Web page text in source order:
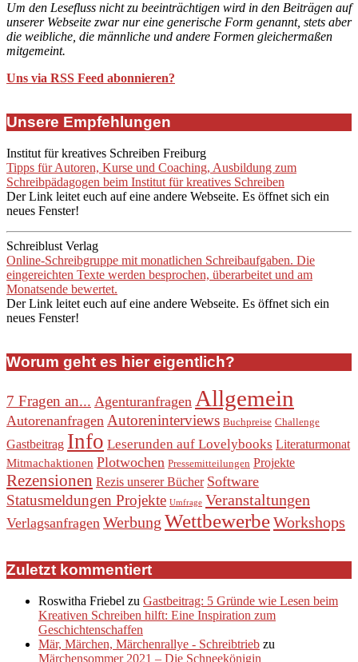
Um den Lesefluss nicht zu beeinträchtigen wird in den Beiträgen auf
unserer Webseite zwar nur eine generische Form genannt, stets aber
die weibliche, die männliche und andere Formen gleichermaßen
mitgemeint.
Uns via RSS Feed abonnieren?
Unsere Empfehlungen
Institut für kreatives Schreiben Freiburg
Tipps für Autoren, Kurse und Coaching, Ausbildung zum
Schreibpädagogen beim Institut für kreatives Schreiben
Der Link leitet euch auf eine andere Webseite. Es öffnet sich ein
neues Fenster!
Schreiblust Verlag
Online-Schreibgruppe mit monatlichen Schreibaufgaben. Die
eingereichten Texte werden besprochen, überarbeitet und am
Monatsende bewertet.
Der Link leitet euch auf eine andere Webseite. Es öffnet sich ein
neues Fenster!
Worum geht es hier eigentlich?
7 Fragen an... Agenturanfragen Allgemein
Autorenanfragen Autoreninterviews Buchpreise Challenge
Gastbeitrag Info Leserunden auf Lovelybooks Literaturmonat
Mitmachaktionen Plotwochen Pressemitteilungen Projekte
Rezensionen Rezis unserer Bücher Software
Statusmeldungen Projekte Umfrage Veranstaltungen
Verlagsanfragen Werbung WettbewerbeWorkshops
Zuletzt kommentiert
Roswitha Friebel zu Gastbeitrag: 5 Gründe wie Lesen beim
Kreativen Schreiben hilft: Eine Inspiration zum
Geschichtenschaffen
Mär, Märchen, Märchenrallye - Schreibtrieb zu
Märchensommer 2021 – Die Schneekönigin